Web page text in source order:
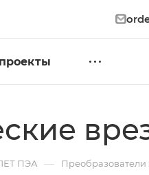
ПЭА — Преобразователи